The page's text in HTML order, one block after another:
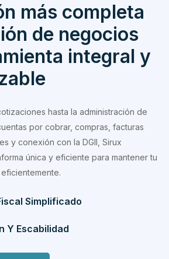
más completa
de negocios
integral y
hasta la administración de
por cobrar, compras, facturas
y conexión con la DGII, Sirux
única y eficiente para mantener tu
Simplificado
Y Escabilidad